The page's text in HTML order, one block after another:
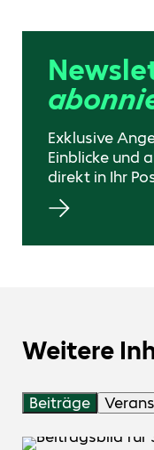
Exklusive
Einblicke und
direkt in Ihr
Weitere
Beiträge